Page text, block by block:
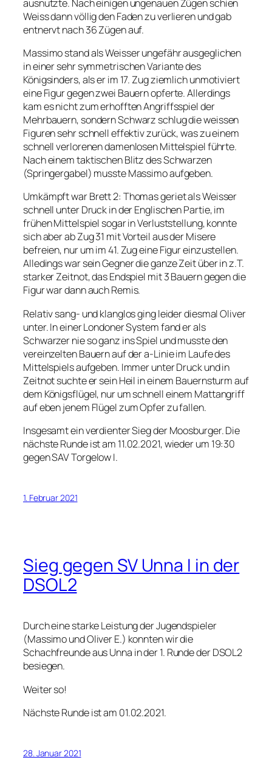
ausnutzte. Nach einigen ungenauen Zügen schien
Weiss dann völlig den Faden zu verlieren und gab
entnervt nach 36 Zügen auf.
Massimo stand als Weisser ungefähr ausgeglichen
in einer sehr symmetrischen Variante des
Königsinders, als er im 17. Zug ziemlich unmotiviert
eine Figur gegen zwei Bauern opferte. Allerdings
kam es nicht zum erhofften Angriffsspiel der
Mehrbauern, sondern Schwarz schlug die weissen
Figuren sehr schnell effektiv zurück, was zu einem
schnell verlorenen damenlosen Mittelspiel führte.
Nach einem taktischen Blitz des Schwarzen
(Springergabel) musste Massimo aufgeben.
Umkämpft war Brett 2: Thomas geriet als Weisser
schnell unter Druck in der Englischen Partie, im
frühen Mittelspiel sogar in Verluststellung, konnte
sich aber ab Zug 31 mit Vorteil aus der Misere
befreien, nur um im 41. Zug eine Figur einzustellen.
Alledings war sein Gegner die ganze Zeit über in z.T.
starker Zeitnot, das Endspiel mit 3 Bauern gegen die
Figur war dann auch Remis.
Relativ sang- und klanglos ging leider diesmal Oliver
unter. In einer Londoner System fand er als
Schwarzer nie so ganz ins Spiel und musste den
vereinzelten Bauern auf der a-Linie im Laufe des
Mittelspiels aufgeben. Immer unter Druck und in
Zeitnot suchte er sein Heil in einem Bauernsturm auf
dem Königsflügel, nur um schnell einem Mattangriff
auf eben jenem Flügel zum Opfer zu fallen.
Insgesamt ein verdienter Sieg der Moosburger. Die
nächste Runde ist am 11.02.2021, wieder um 19:30
gegen SAV Torgelow I.
1. Februar 2021
Sieg gegen SV Unna I in der
DSOL2
Durch eine starke Leistung der Jugendspieler
(Massimo und Oliver E.) konnten wir die
Schachfreunde aus Unna in der 1. Runde der DSOL2
besiegen.
Weiter so!
Nächste Runde ist am 01.02.2021.
28. Januar 2021